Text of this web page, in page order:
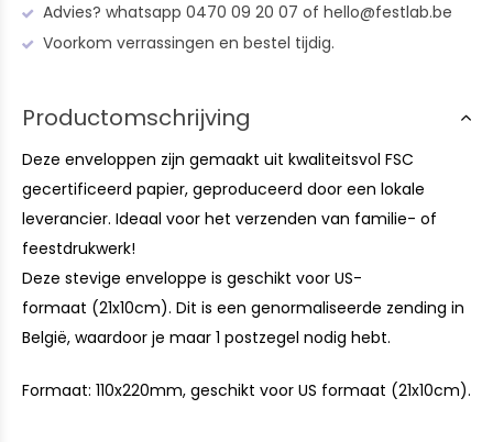
Advies? whatsapp 0470 09 20 07 of hello@festlab.be
Voorkom verrassingen en bestel tijdig.
Productomschrijving
Deze enveloppen zijn gemaakt uit kwaliteitsvol FSC
gecertificeerd papier, geproduceerd door een lokale
leverancier. Ideaal voor het verzenden van familie- of
feestdrukwerk!
Deze stevige enveloppe is geschikt voor US-
formaat (21x10cm). Dit is een genormaliseerde zending in
België, waardoor je maar 1 postzegel nodig hebt.
Formaat: 110x220mm, geschikt voor US formaat (21x10cm).